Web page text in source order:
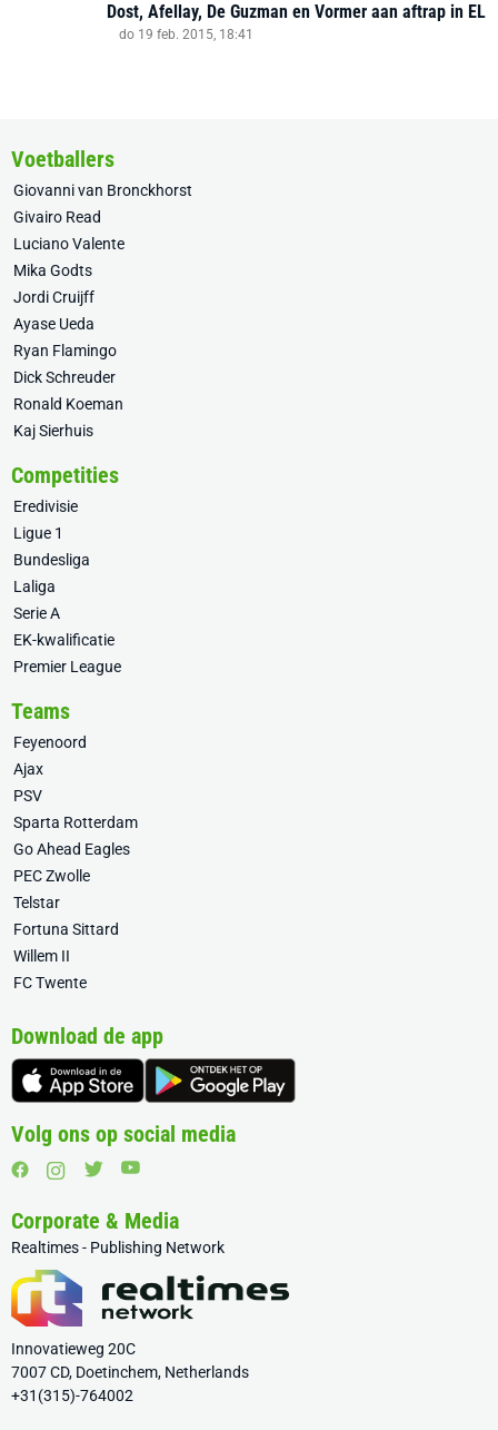
Dost, Afellay, De Guzman en Vormer aan aftrap in EL
do 19 feb. 2015, 18:41
Voetballers
Giovanni van Bronckhorst
Givairo Read
Luciano Valente
Mika Godts
Jordi Cruijff
Ayase Ueda
Ryan Flamingo
Dick Schreuder
Ronald Koeman
Kaj Sierhuis
Competities
Eredivisie
Ligue 1
Bundesliga
Laliga
Serie A
EK-kwalificatie
Premier League
Teams
Feyenoord
Ajax
PSV
Sparta Rotterdam
Go Ahead Eagles
PEC Zwolle
Telstar
Fortuna Sittard
Willem II
FC Twente
Download de app
Volg ons op social media
Corporate & Media
Realtimes - Publishing Network
Innovatieweg 20C
7007 CD, Doetinchem, Netherlands
+31(315)-764002